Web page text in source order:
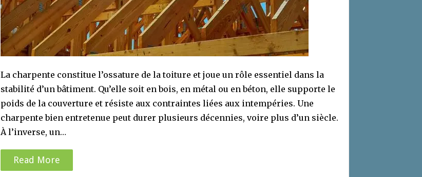
La charpente constitue l’ossature de la toiture et joue un rôle essentiel dans la
stabilité d’un bâtiment. Qu’elle soit en bois, en métal ou en béton, elle supporte le
poids de la couverture et résiste aux contraintes liées aux intempéries. Une
charpente bien entretenue peut durer plusieurs décennies, voire plus d’un siècle.
À l’inverse, un…
Read More